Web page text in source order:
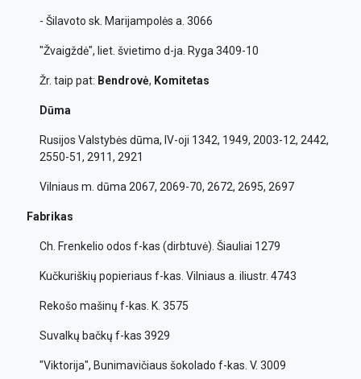
- Šilavoto sk. Marijampolės a. 3066
"Žvaigždė", liet. švietimo d-ja. Ryga 3409-10
Žr. taip pat: Bendrovė, Komitetas
Dūma
Rusijos Valstybės dūma, IV-oji 1342, 1949, 2003-12, 2442,
2550-51, 2911, 2921
Vilniaus m. dūma 2067, 2069-70, 2672, 2695, 2697
Fabrikas
Ch. Frenkelio odos f-kas (dirbtuvė). Šiauliai 1279
Kučkuriškių popieriaus f-kas. Vilniaus a. iliustr. 4743
Rekošo mašinų f-kas. K. 3575
Suvalkų bačkų f-kas 3929
"Viktorija", Bunimavičiaus šokolado f-kas. V. 3009